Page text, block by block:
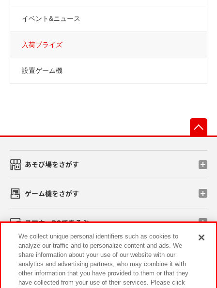
イベント&ニュース
入荷プライズ
設置ゲーム機
あそび場をさがす
ゲーム機をさがす
スマホ・PCであそぶ
イベント・キャンペーン
We collect unique personal identifiers such as cookies to
analyze our traffic and to personalize content and ads. We
share information about your use of our website with our
analytics and advertising partners, who may combine it with
other information that you have provided to them or that they
have collected from your use of their services. Please click